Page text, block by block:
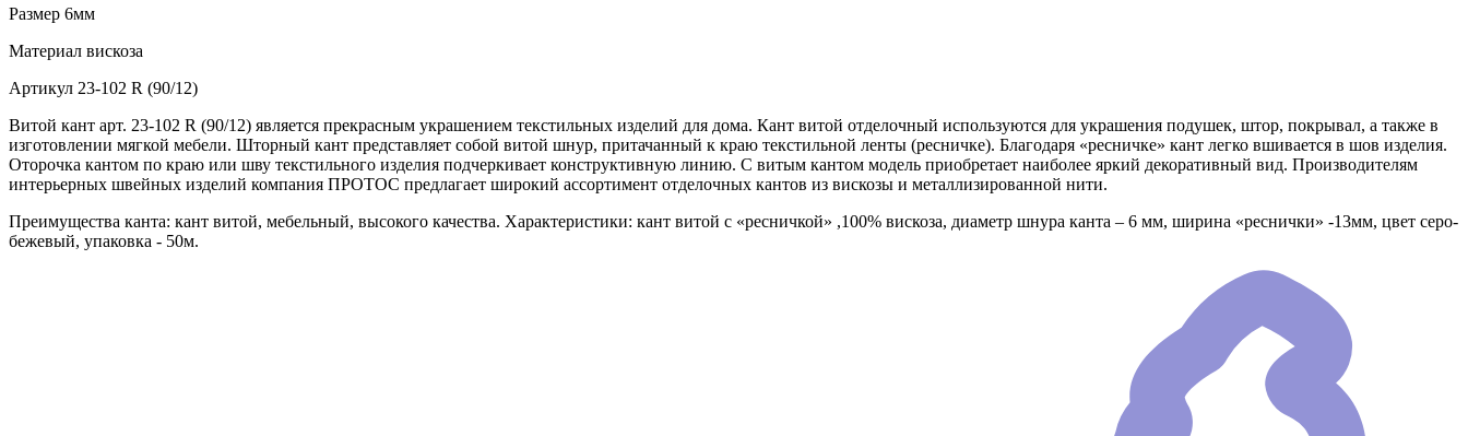
Размер 6мм
Материал вискоза
Артикул 23-102 R (90/12)
Витой кант арт. 23-102 R (90/12) является прекрасным украшением текстильных изделий для дома. Кант витой отделочный используются для украшения подушек, штор, покрывал, а также в
изготовлении мягкой мебели. Шторный кант представляет собой витой шнур, притачанный к краю текстильной ленты (ресничке). Благодаря «ресничке» кант легко вшивается в шов изделия.
Оторочка кантом по краю или шву текстильного изделия подчеркивает конструктивную линию. С витым кантом модель приобретает наиболее яркий декоративный вид. Производителям
интерьерных швейных изделий компания ПРОТОС предлагает широкий ассортимент отделочных кантов из вискозы и металлизированной нити.
Преимущества канта: кант витой, мебельный, высокого качества. Характеристики: кант витой с «ресничкой» ,100% вискоза, диаметр шнура канта – 6 мм, ширина «реснички» -13мм, цвет серо-
бежевый, упаковка - 50м.